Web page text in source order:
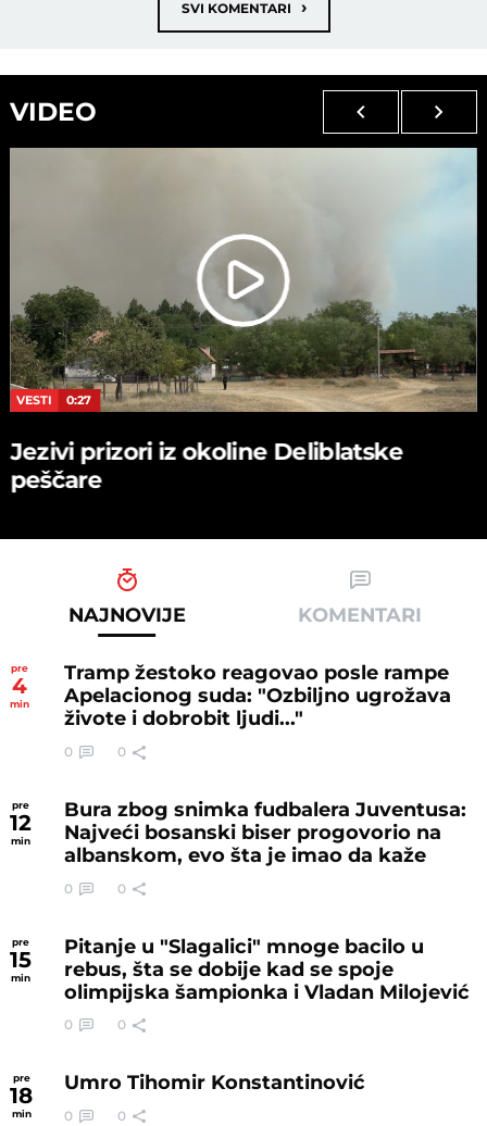
SVI KOMENTARI ›
VIDEO
VESTI 0:27
Jezivi prizori iz okoline Deliblatske
peščare
NAJNOVIJE KOMENTARI
pre
4
min
Tramp žestoko reagovao posle rampe
Apelacionog suda: "Ozbiljno ugrožava
živote i dobrobit ljudi..."
0 0
pre
12
min
Bura zbog snimka fudbalera Juventusa:
Najveći bosanski biser progovorio na
albanskom, evo šta je imao da kaže
0 0
pre
15
min
Pitanje u "Slagalici" mnoge bacilo u
rebus, šta se dobije kad se spoje
olimpijska šampionka i Vladan Milojević
0 0
pre
18
min
Umro Tihomir Konstantinović
0 0